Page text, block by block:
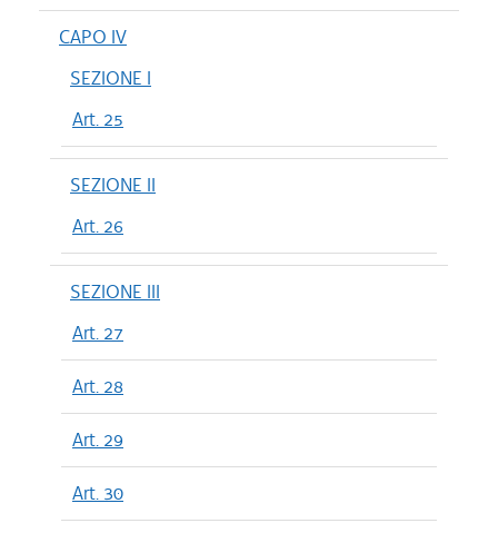
CAPO IV
SEZIONE I
Art. 25
SEZIONE II
Art. 26
SEZIONE III
Art. 27
Art. 28
Art. 29
Art. 30